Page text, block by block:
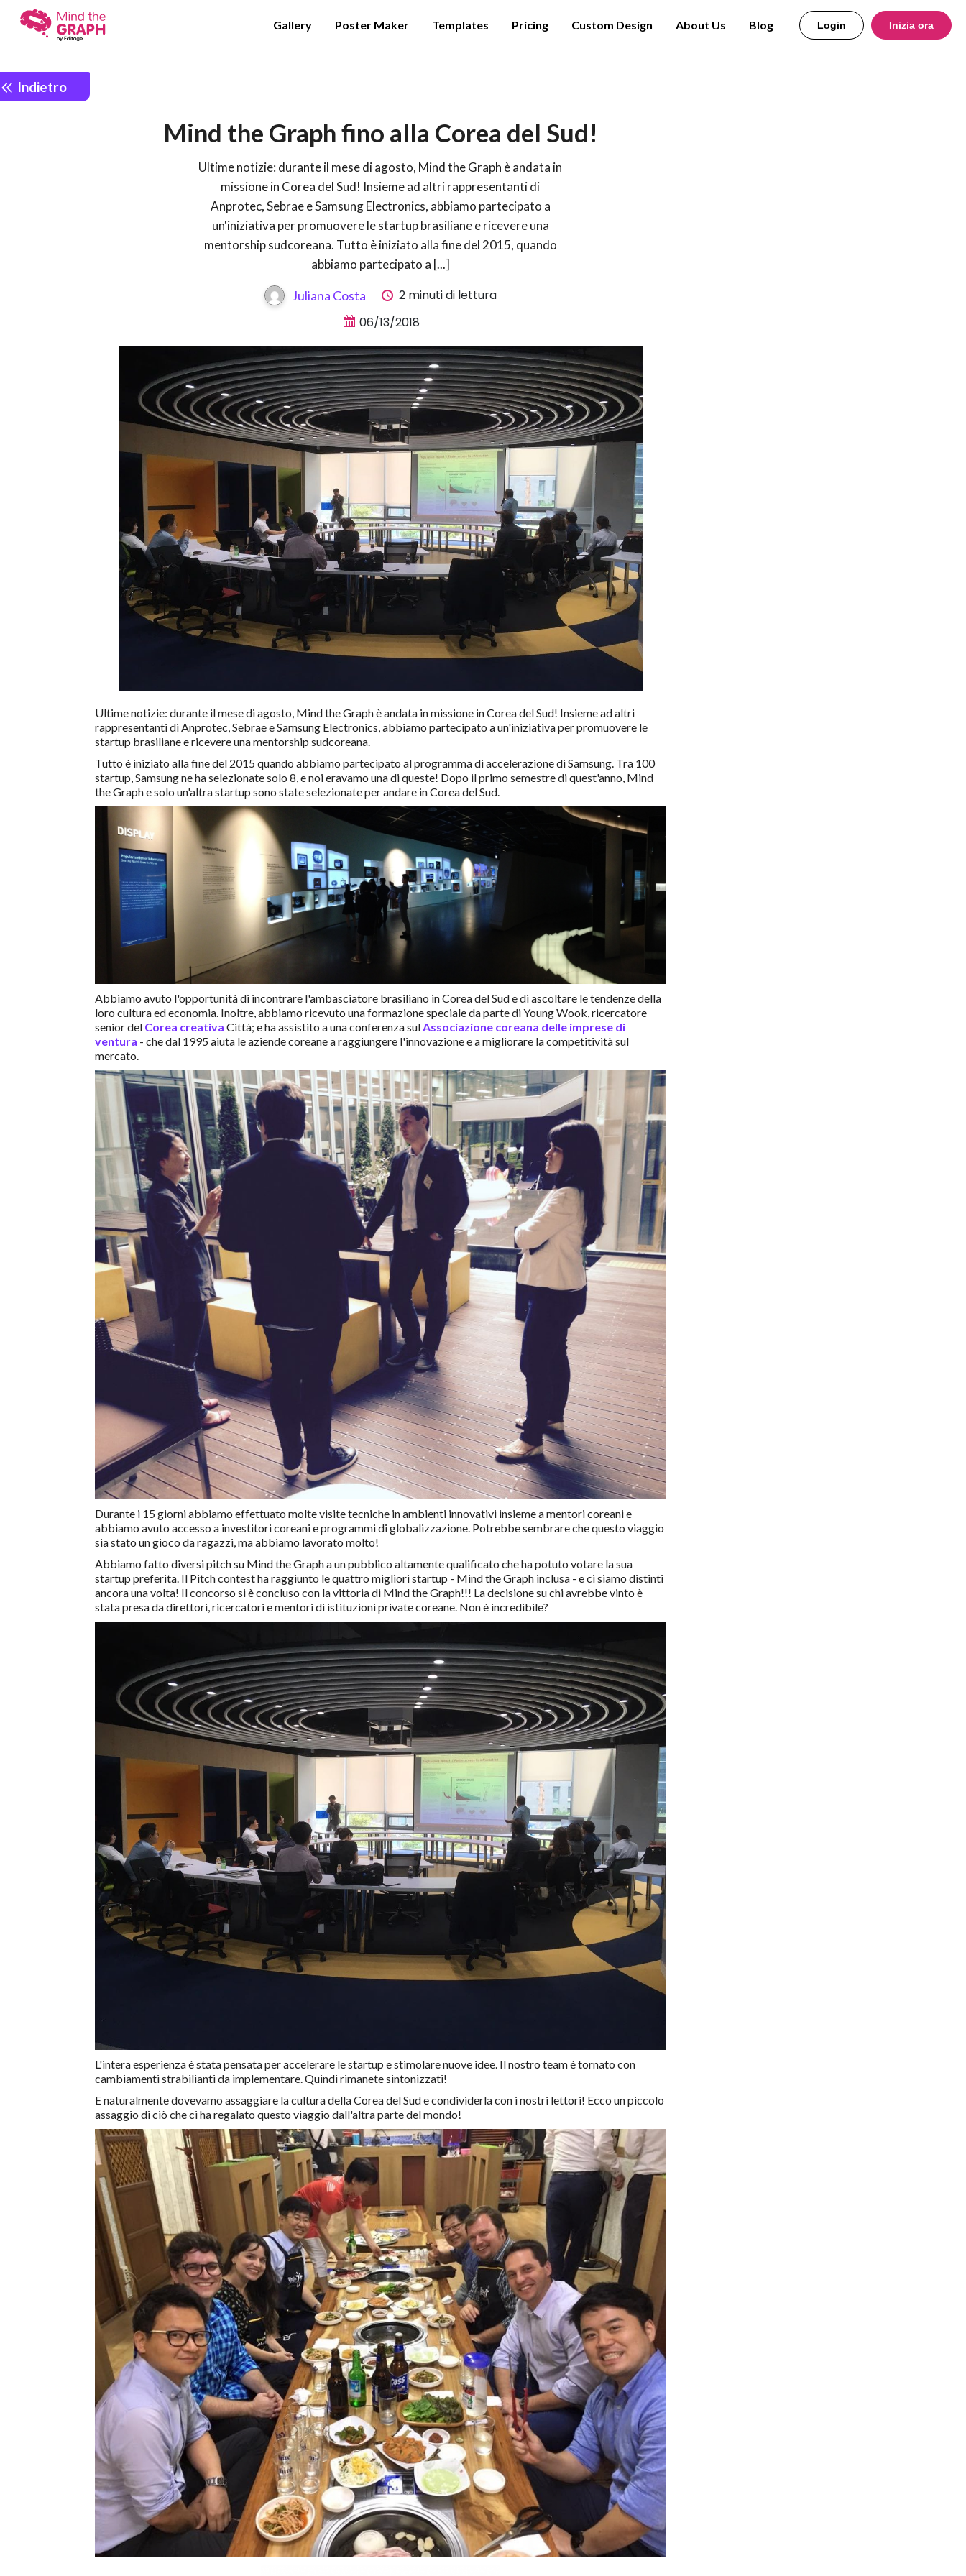
Gallery Poster Maker Templates Pricing Custom Design About Us Blog Login Inizia ora
Indietro
Mind the Graph fino alla Corea del Sud!
Ultime notizie: durante il mese di agosto, Mind the Graph è andata in
missione in Corea del Sud! Insieme ad altri rappresentanti di
Anprotec, Sebrae e Samsung Electronics, abbiamo partecipato a
un'iniziativa per promuovere le startup brasiliane e ricevere una
mentorship sudcoreana. Tutto è iniziato alla fine del 2015, quando
abbiamo partecipato a [...]
Juliana Costa
2 minuti di lettura
06/13/2018
Ultime notizie: durante il mese di agosto, Mind the Graph è andata in missione in Corea del Sud! Insieme ad altri
rappresentanti di Anprotec, Sebrae e Samsung Electronics, abbiamo partecipato a un'iniziativa per promuovere le
startup brasiliane e ricevere una mentorship sudcoreana.
Tutto è iniziato alla fine del 2015 quando abbiamo partecipato al programma di accelerazione di Samsung. Tra 100
startup, Samsung ne ha selezionate solo 8, e noi eravamo una di queste! Dopo il primo semestre di quest'anno, Mind
the Graph e solo un'altra startup sono state selezionate per andare in Corea del Sud.
Abbiamo avuto l'opportunità di incontrare l'ambasciatore brasiliano in Corea del Sud e di ascoltare le tendenze della
loro cultura ed economia. Inoltre, abbiamo ricevuto una formazione speciale da parte di Young Wook, ricercatore
senior del Corea creativa Città; e ha assistito a una conferenza sulAssociazione coreana delle imprese di
ventura - che dal 1995 aiuta le aziende coreane a raggiungere l'innovazione e a migliorare la competitività sul
mercato.
Durante i 15 giorni abbiamo effettuato molte visite tecniche in ambienti innovativi insieme a mentori coreani e
abbiamo avuto accesso a investitori coreani e programmi di globalizzazione. Potrebbe sembrare che questo viaggio
sia stato un gioco da ragazzi, ma abbiamo lavorato molto!
Abbiamo fatto diversi pitch su Mind the Graph a un pubblico altamente qualificato che ha potuto votare la sua
startup preferita. Il Pitch contest ha raggiunto le quattro migliori startup - Mind the Graph inclusa - e ci siamo distinti
ancora una volta! Il concorso si è concluso con la vittoria di Mind the Graph!!! La decisione su chi avrebbe vinto è
stata presa da direttori, ricercatori e mentori di istituzioni private coreane. Non è incredibile?
L'intera esperienza è stata pensata per accelerare le startup e stimolare nuove idee. Il nostro team è tornato con
cambiamenti strabilianti da implementare. Quindi rimanete sintonizzati!
E naturalmente dovevamo assaggiare la cultura della Corea del Sud e condividerla con i nostri lettori! Ecco un piccolo
assaggio di ciò che ci ha regalato questo viaggio dall'altra parte del mondo!